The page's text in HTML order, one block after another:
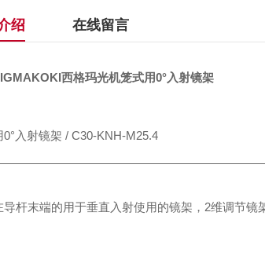
绍 在线留言
西格玛光机笼式用0°入射镜架
0°入射镜架 / C30-KNH-M25.4
导杆末端的用于垂直入射使用的镜架，2维调节镜